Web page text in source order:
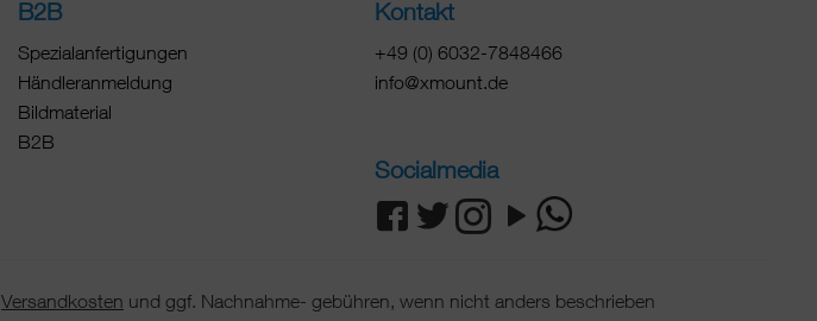
B2B
Spezialanfertigungen
Händleranmeldung
Bildmaterial
B2B
Kontakt
+49 (0) 6032-7848466
info@xmount.de
Socialmedia
Versandkosten und ggf. Nachnahme- gebühren, wenn nicht anders beschrieben